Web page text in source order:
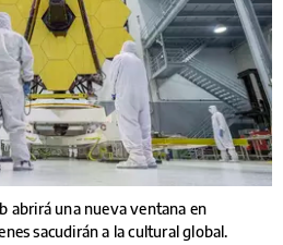
abrirá una nueva ventana en
sacudirán a la cultural global.